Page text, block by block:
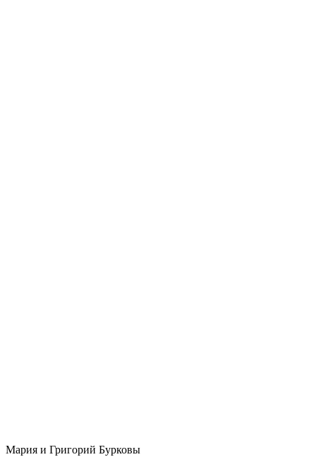
Мария и Григорий Бурковы